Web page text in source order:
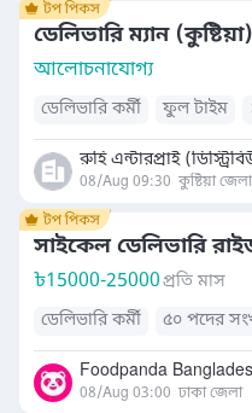
ডেলিভারি ম্যান (কুষ্টিয়া)
আলোচনাযোগ্য
ডেলিভারি কর্মী ফুল টাইম
রুহি এন্টারপ্রাই
08/Aug 09:30 কুষ্টিয়া জেলা
সাইকেল ডেলিভারি
৳15000-25000প্রতি মাস
ডেলিভারি কর্মী
৫০ পদের
Foodpanda
08/Aug 03:00 ঢাকা জেলা